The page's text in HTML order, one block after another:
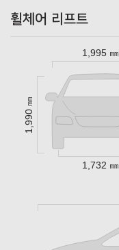
휠체어 리프트
1,995 ㎜
1,990 ㎜
1,732 ㎜